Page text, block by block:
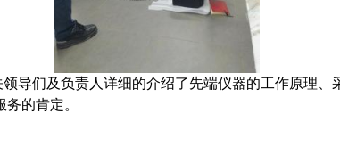
导们及负责人详细的介绍了先端仪器的工作原理
的肯定。